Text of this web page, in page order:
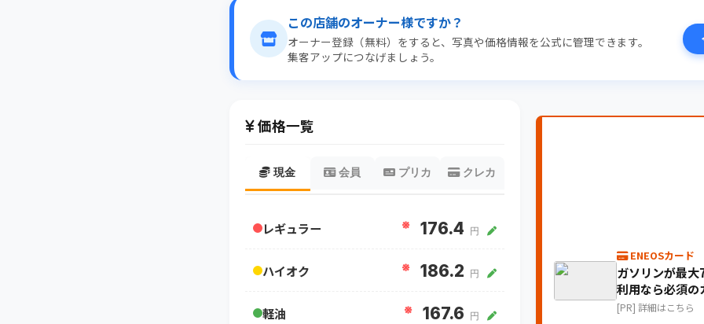
この店舗のオーナー様ですか？
オーナー登録（無料）をすると、写真や価格情報を公式に管理できます。
集客アップにつなげましょう。
価格一覧
現金 会員 プリカ クレカ
レギュラー ※ 176.4 円
ハイオク ※ 186.2 円
軽油 ※ 167.6 円
ENEOSカード
ガソリンが最
利用なら必須の
[PR] 詳細はこちら